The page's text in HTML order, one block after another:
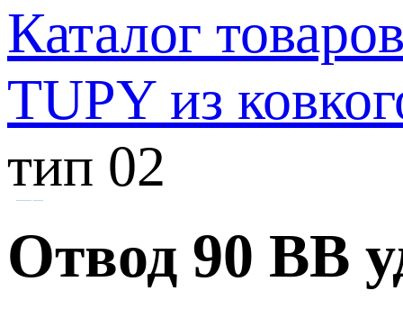
Каталог
TUPY из
тип 02
Отвод 90 BВ